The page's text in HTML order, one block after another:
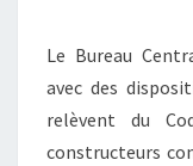
Le Bureau
avec des
relèvent du
constructeurs